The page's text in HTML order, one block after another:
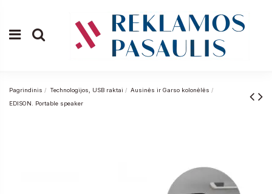
Pagrindinis Technologijos, USB raktai
Ausinės ir Garso kolonėlės
EDISON. Portable speaker